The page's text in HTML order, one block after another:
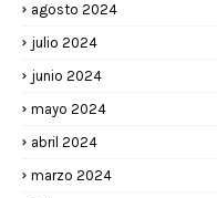
agosto 2024
julio 2024
junio 2024
mayo 2024
abril 2024
marzo 2024